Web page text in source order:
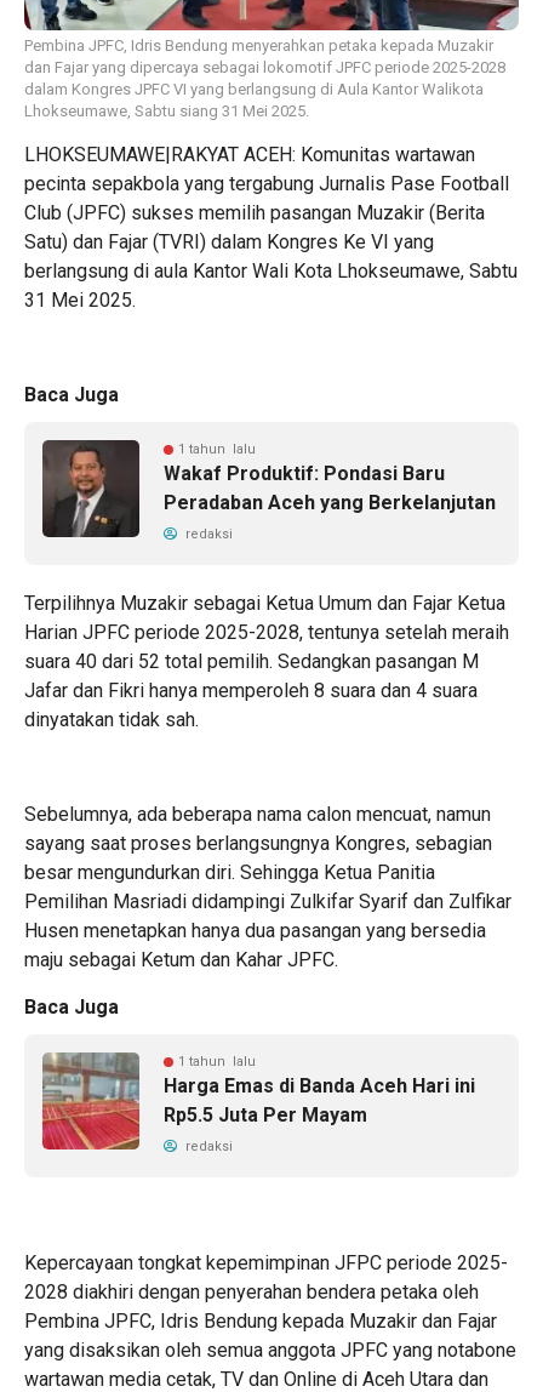
Pembina JPFC, Idris Bendung menyerahkan petaka kepada Muzakir
dan Fajar yang dipercaya sebagai lokomotif JPFC periode 2025-2028
dalam Kongres JPFC VI yang berlangsung di Aula Kantor Walikota
Lhokseumawe, Sabtu siang 31 Mei 2025.
LHOKSEUMAWE|RAKYAT ACEH: Komunitas wartawan
pecinta sepakbola yang tergabung Jurnalis Pase Football
Club (JPFC) sukses memilih pasangan Muzakir (Berita
Satu) dan Fajar (TVRI) dalam Kongres Ke VI yang
berlangsung di aula Kantor Wali Kota Lhokseumawe, Sabtu
31 Mei 2025.
Baca Juga
1 tahun lalu
Wakaf Produktif: Pondasi Baru
Peradaban Aceh yang Berkelanjutan
redaksi
Terpilihnya Muzakir sebagai Ketua Umum dan Fajar Ketua
Harian JPFC periode 2025-2028, tentunya setelah meraih
suara 40 dari 52 total pemilih. Sedangkan pasangan M
Jafar dan Fikri hanya memperoleh 8 suara dan 4 suara
dinyatakan tidak sah.
Sebelumnya, ada beberapa nama calon mencuat, namun
sayang saat proses berlangsungnya Kongres, sebagian
besar mengundurkan diri. Sehingga Ketua Panitia
Pemilihan Masriadi didampingi Zulkifar Syarif dan Zulfikar
Husen menetapkan hanya dua pasangan yang bersedia
maju sebagai Ketum dan Kahar JPFC.
Baca Juga
1 tahun lalu
Harga Emas di Banda Aceh Hari ini
Rp5.5 Juta Per Mayam
redaksi
Kepercayaan tongkat kepemimpinan JFPC periode 2025-
2028 diakhiri dengan penyerahan bendera petaka oleh
Pembina JPFC, Idris Bendung kepada Muzakir dan Fajar
yang disaksikan oleh semua anggota JPFC yang notabone
wartawan media cetak, TV dan Online di Aceh Utara dan